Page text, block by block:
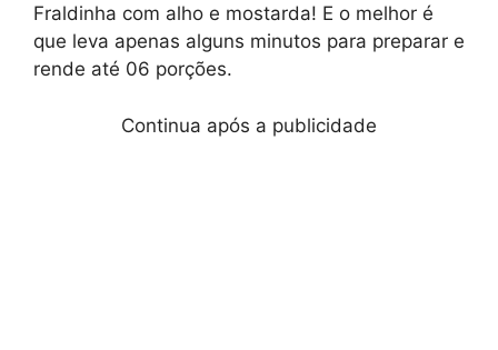
Fraldinha com alho e mostarda! E o melhor é
que leva apenas alguns minutos para preparar e
rende até 06 porções.
Continua após a publicidade